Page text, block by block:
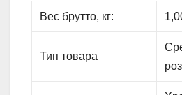
Вес брутто, кг:
Тип товара